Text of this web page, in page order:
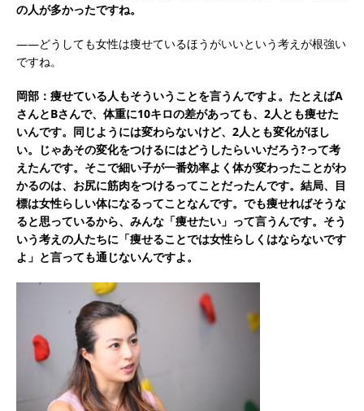
の人が多かったですね。
――どうしても女性は痩せているほうがいいという考えが根強い
ですね。
岡部：痩せている人もそういうことを言うんですよ。たとえばA
さんとBさんで、体重に10キロの差があっても、2人とも痩せた
いんです。同じようには変わらないけど、2人とも変化がほし
い。じゃあその変化をつけるにはどうしたらいいだろう?って考
えたんです。そこで細い子が一番効率よく体が変わったことがわ
かるのは、お尻に筋肉をつけるってことだったんです。結局、目
標は女性らしい体になるってことなんです。でも痩せればそうな
ると思っているから、みんな「痩せたい」って言うんです。そう
いう考えの人たちに「痩せることでは女性らしくはならないです
よ」と言っても通じないんですよ。